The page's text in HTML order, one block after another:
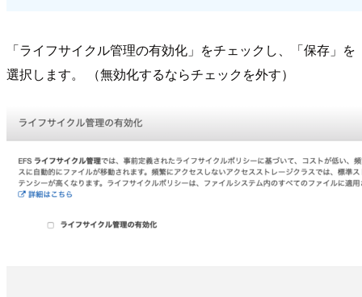
「ライフサイクル管理の有効化」をチェックし、「保存」を
選択します。 （無効化するならチェックを外す）